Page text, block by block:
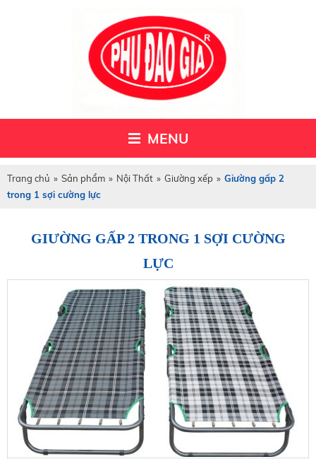
MENU
Trang chủ » Sản phẩm » Nội Thất » Giường xếp » Giường gấp 2
trong 1 sợi cường lực
GIƯỜNG GẤP 2 TRONG 1 SỢI CƯỜNG
LỰC